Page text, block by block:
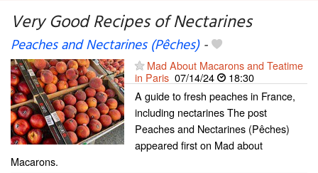
My favorite blogs
Very Good Recipes of Nectarines
Peaches and Nectarines (Pêches)-
Mad About Macarons and Teatime
in Paris 07/14/24
18:30
A guide to fresh peaches in France,
including nectarines The post
Peaches and Nectarines (Pêches)
appeared first on Mad about
Macarons.